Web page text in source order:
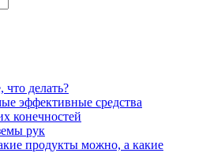
делать?
эффективные средства
конечностей
рук
продукты можно, а какие